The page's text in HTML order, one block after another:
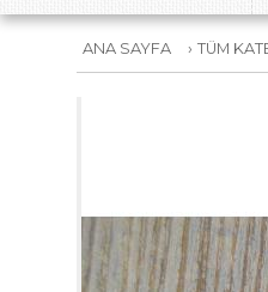
ANA SAYFA › TÜM